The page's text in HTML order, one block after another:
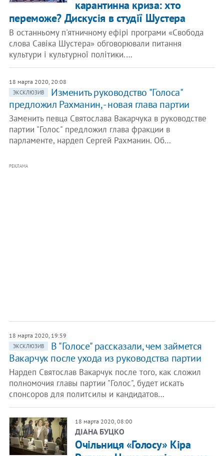
карантинна криза: хто
переможе? Дискусія в студії Шустера
В останньому п'ятничному ефірі програми «Свобода
слова Савіка Шустера» обговорювали питання
культури і культурної політики.…
18 марта 2020, 20:08
ЭКСКЛЮЗИВ
Изменить руководство "Голоса"
предложил Рахманин, - новая глава партии
Заменить певца Святослава Вакарчука в руководстве
партии "Голос" предложил глава фракции в
парламенте, нардеп Сергей Рахманин. Об…
РЕКЛАМА
18 марта 2020, 19:59
ЭКСКЛЮЗИВ
В "Голосе" рассказали, чем займется
Вакарчук после ухода из руководства партии
Нардеп Святослав Вакарчук после того, как сложил
полномочия главы партии "Голос", будет искать
спонсоров для политсилы и кандидатов…
18 марта 2020, 08:00
ДІАНА БУЦКО
Очільниця «Голосу» Кіра